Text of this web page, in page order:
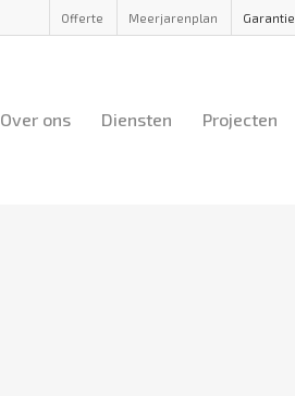
Offerte Meerjarenplan Garantie
Over ons Diensten Projecten